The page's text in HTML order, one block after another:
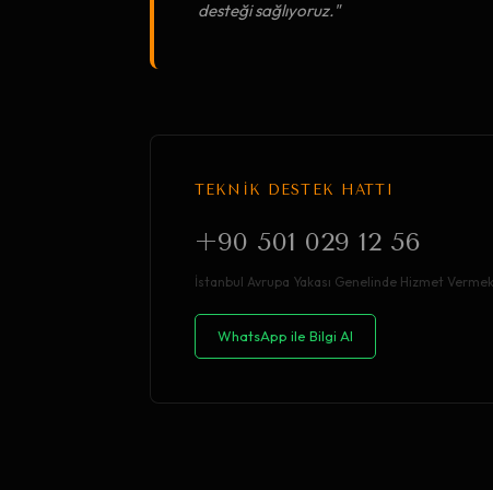
desteği sağlıyoruz."
TEKNİK DESTEK HATTI
+90 501 029 12 56
İstanbul Avrupa Yakası Genelinde Hizmet
WhatsApp ile Bilgi Al